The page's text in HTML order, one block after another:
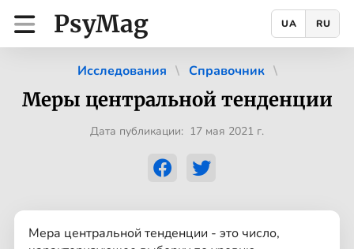
PsyMag UA RU
Исследования Справочник
Меры центральной тенденции
Дата публикации: 17 мая 2021 г.
Мера центральной тенденции - это число,